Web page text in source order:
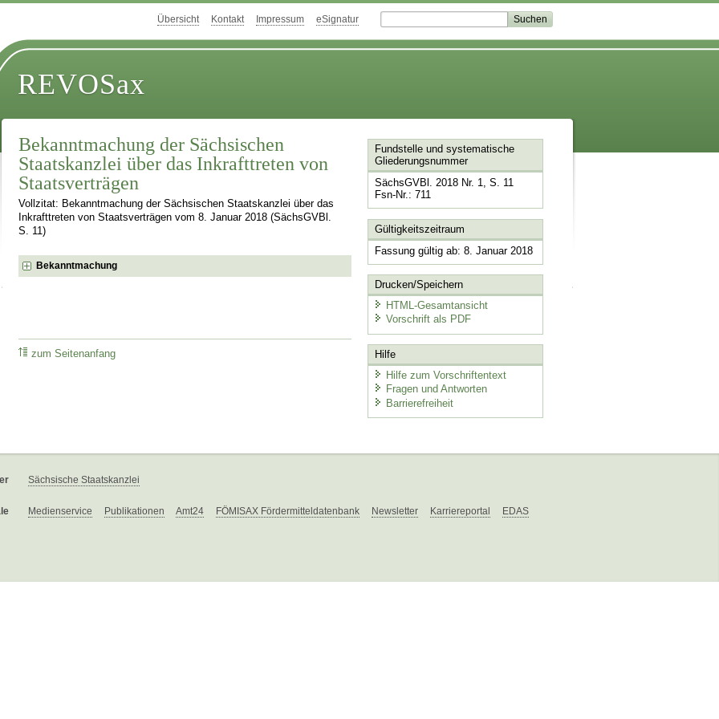
Übersicht Kontakt Impressum eSignatur
REVOSax
Bekanntmachung der Sächsischen
Staatskanzlei über das Inkrafttreten von
Staatsverträgen
Vollzitat: Bekanntmachung der Sächsischen Staatskanzlei über das
Inkrafttreten von Staatsverträgen vom 8. Januar 2018 (SächsGVBl.
S. 11)
Bekanntmachung
zum Seitenanfang
Fundstelle und systematische
Gliederungsnummer
SächsGVBl. 2018 Nr. 1, S. 11
Fsn-Nr.: 711
Gültigkeitszeitraum
Fassung gültig ab: 8. Januar 2018
Drucken/Speichern
HTML-Gesamtansicht
Vorschrift als PDF
Hilfe
Hilfe zum Vorschriftentext
Fragen und Antworten
Barrierefreiheit
Sächsische Staatskanzlei
Medienservice Publikationen Amt24 FÖMISAX Fördermitteldatenbank Newsletter Karriereportal EDAS